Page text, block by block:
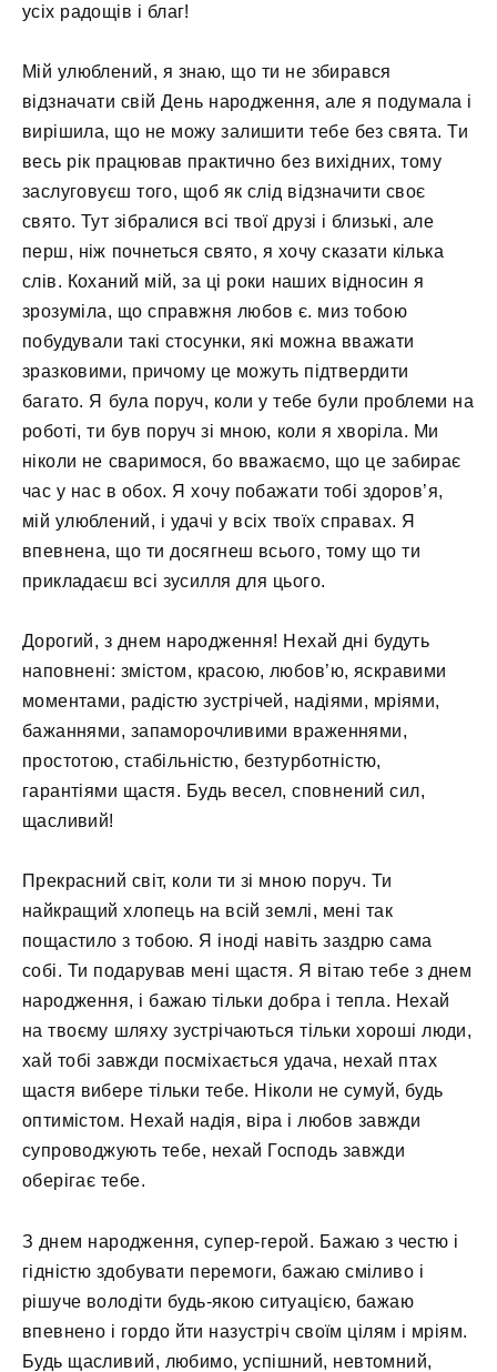
усіх радощів і благ!
Мій улюблений, я знаю, що ти не збирався
відзначати свій День народження, але я подумала і
вирішила, що не можу залишити тебе без свята. Ти
весь рік працював практично без вихідних, тому
заслуговуєш того, щоб як слід відзначити своє
свято. Тут зібралися всі твої друзі і близькі, але
перш, ніж почнеться свято, я хочу сказати кілька
слів. Коханий мій, за ці роки наших відносин я
зрозуміла, що справжня любов є. миз тобою
побудували такі стосунки, які можна вважати
зразковими, причому це можуть підтвердити
багато. Я була поруч, коли у тебе були проблеми на
роботі, ти був поруч зі мною, коли я хворіла. Ми
ніколи не сваримося, бо вважаємо, що це забирає
час у нас в обох. Я хочу побажати тобі здоров’я,
мій улюблений, і удачі у всіх твоїх справах. Я
впевнена, що ти досягнеш всього, тому що ти
прикладаєш всі зусилля для цього.
Дорогий, з днем ​​народження! Нехай дні будуть
наповнені: змістом, красою, любов’ю, яскравими
моментами, радістю зустрічей, надіями, мріями,
бажаннями, запаморочливими враженнями,
простотою, стабільністю, безтурботністю,
гарантіями щастя. Будь весел, сповнений сил,
щасливий!
Прекрасний світ, коли ти зі мною поруч. Ти
найкращий хлопець на всій землі, мені так
пощастило з тобою. Я іноді навіть заздрю ​​сама
собі. Ти подарував мені щастя. Я вітаю тебе з днем
​​народження, і бажаю тільки добра і тепла. Нехай
на твоєму шляху зустрічаються тільки хороші люди,
хай тобі завжди посміхається удача, нехай птах
щастя вибере тільки тебе. Ніколи не сумуй, будь
оптимістом. Нехай надія, віра і любов завжди
супроводжують тебе, нехай Господь завжди
оберігає тебе.
З днем ​​народження, супер-герой. Бажаю з честю і
гідністю здобувати перемоги, бажаю сміливо і
рішуче володіти будь-якою ситуацією, бажаю
впевнено і гордо йти назустріч своїм цілям і мріям.
Будь щасливий, любимо, успішний, невтомний,